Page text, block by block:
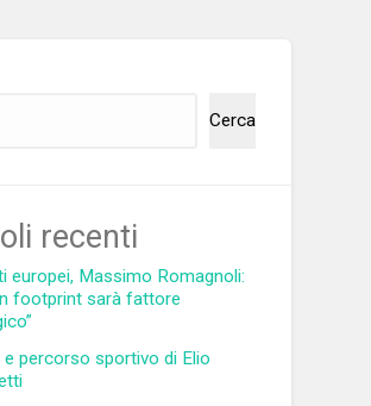
Cerca
recenti
europei, Massimo Romagnoli:
footprint sarà fattore
percorso sportivo di Elio